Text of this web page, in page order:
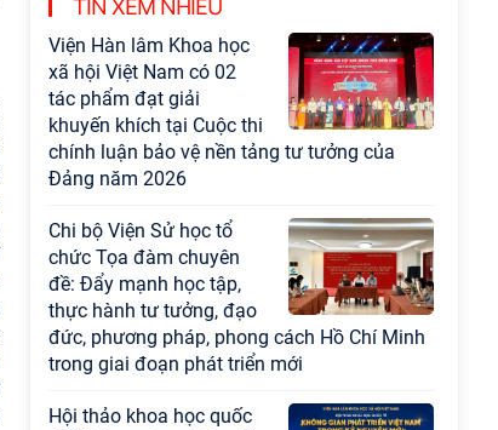
TIN XEM NHIỀU
Hội thảo khoa học quốc
tế “Không gian phát triển
Việt Nam trong kỷ
nguyên mới: Định hướng
chiến lược và lựa chọn chính sách” sẽ diễn ra
vào thứ ba, ngày 28/7/2026
Tọa đàm Giao lưu
chuyên đề về những kinh
nghiệm quan trọng của
Đảng Cộng sản Trung
Quốc và Đảng Cộng sản Việt Nam trong lãnh
đạo sự nghiệp xây dựng chủ nghĩa xã hội
Hội nghị Lãnh đạo Viện